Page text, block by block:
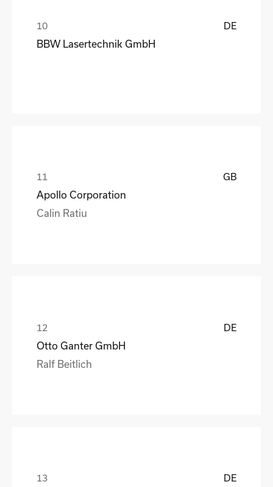
DE
BBW Lasertechnik GmbH
GB
Apollo Corporation
Calin Ratiu
DE
Otto Ganter GmbH
Ralf Beitlich
DE